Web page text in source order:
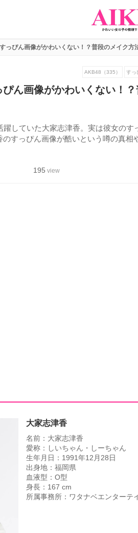
っぴん画像がかわいくない！？普段のメイク方
AKB48（335） すっ
ん画像がかわいくない！
していた大家志津香。実は彼女のす
すっぴん画像が酷いという噂の真相
195 view
大家志津香
名前：大家志津香
愛称：しいちゃん・しーちゃん
生年月日：1991年12月28日
出身地：福岡県
血液型：O型
身長：167 cm
所属事務所：ワタナベエンターテ